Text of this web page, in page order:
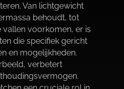
Van lichtgewicht
behoudt, tot
vallen voorkomen, er is
die specifiek gericht
en mogelijkheden.​
verbetert